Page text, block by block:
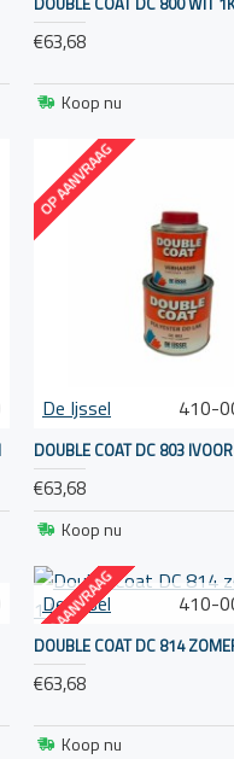
soorten antifouling-
is het belangrijk
reinigen, schuren
€63,68
Koop nu
OP AANVRAAG
De Ijssel 410-
DOUBLE COAT DC 803
€63,68
Koop nu
OP AANVRAAG
De Ijssel 410-
DOUBLE COAT DC 814
€63,68
Koop nu